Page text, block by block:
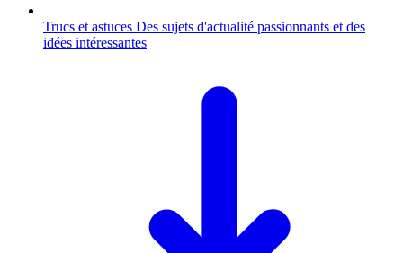
Trucs et astuces Des sujets d'actualité passionnants et des
idées intéressantes